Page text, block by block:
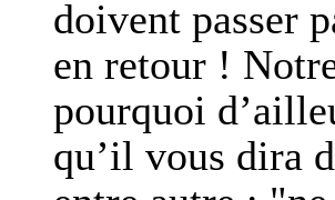
doivent passer
en retour !
pourquoi
qu’il vous dira